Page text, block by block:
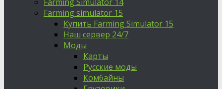
Farming simulator 15
Купить Farming Simulator 15
Наш сервер 24/7
Моды
Карты
Русские моды
Комбайны